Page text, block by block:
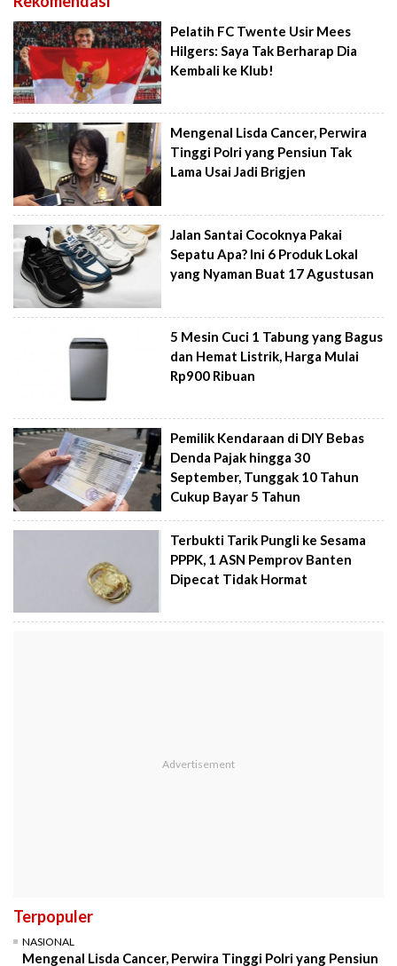
Pelatih FC Twente Usir Mees
Hilgers: Saya Tak Berharap Dia
Kembali ke Klub!
Mengenal Lisda Cancer, Perwira
Tinggi Polri yang Pensiun Tak
Lama Usai Jadi Brigjen
Jalan Santai Cocoknya Pakai
Sepatu Apa? Ini 6 Produk Lokal
yang Nyaman Buat 17 Agustusan
5 Mesin Cuci 1 Tabung yang Bagus
dan Hemat Listrik, Harga Mulai
Rp900 Ribuan
Pemilik Kendaraan di DIY Bebas
Denda Pajak hingga 30
September, Tunggak 10 Tahun
Cukup Bayar 5 Tahun
Terbukti Tarik Pungli ke Sesama
PPPK, 1 ASN Pemprov Banten
Dipecat Tidak Hormat
Terpopuler
NASIONAL
Mengenal Lisda Cancer, Perwira Tinggi Polri yang Pensiun